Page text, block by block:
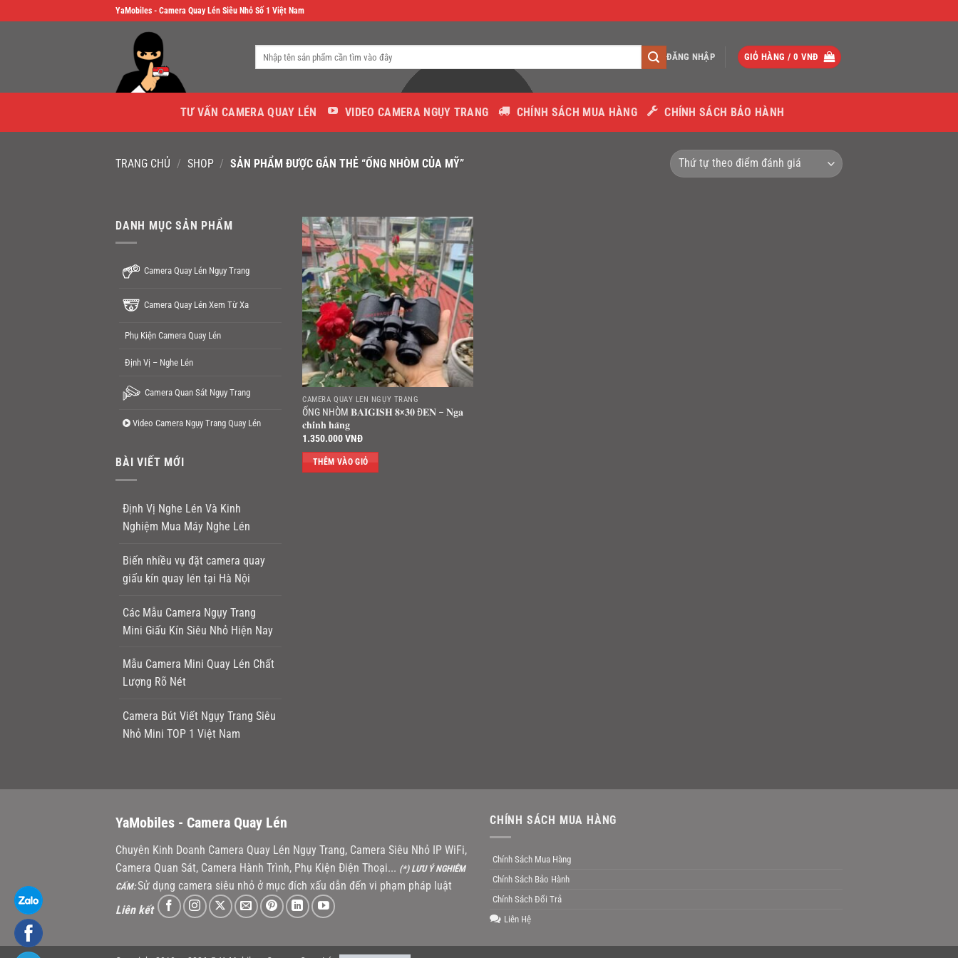
to
YaMobiles - Camera Quay Lén Siêu Nhỏ Số 1 Việt Nam
ĐĂNG NHẬP GIỎ HÀNG / 0 VNĐ
TƯ VẤN CAMERA QUAY LÉN VIDEO CAMERA NGỤY TRANG CHÍNH SÁCH MUA HÀNG CHÍNH SÁCH BẢO HÀNH
TRANG CHỦ / SHOP / SẢN PHẨM ĐƯỢC GẮN THẺ “ỐNG NHÒM CỦA MỸ”
DANH MỤC SẢN PHẨM
Camera Quay Lén Ngụy Trang
Camera Quay Lén Xem Từ Xa
Phụ Kiện Camera Quay Lén
Định Vị – Nghe Lén
Camera Quan Sát Ngụy Trang
Video Camera Ngụy Trang Quay Lén
BÀI VIẾT MỚI
Định Vị Nghe Lén Và Kinh
Nghiệm Mua Máy Nghe Lén
Biến nhiều vụ đặt camera quay
giấu kín quay lén tại Hà Nội
Các Mẫu Camera Ngụy Trang
Mini Giấu Kín Siêu Nhỏ Hiện Nay
Mẫu Camera Mini Quay Lén Chất
Lượng Rõ Nét
Camera Bút Viết Ngụy Trang Siêu
Nhỏ Mini TOP 1 Việt Nam
CAMERA QUAY LÉN NGỤY TRANG
ỐNG NHÒM 𝐁𝐀𝐈𝐆𝐈𝐒𝐇 𝟖×𝟑𝟎 Đ𝐄𝐍 – 𝐍𝐠𝐚
𝐜𝐡𝐢́𝐧𝐡 𝐡𝐚̃𝐧𝐠
1.350.000VNĐ
THÊM VÀO GIỎ
YaMobiles - Camera Quay Lén
Chuyên Kinh Doanh Camera Quay Lén Ngụy Trang, Camera Siêu Nhỏ IP WiFi,
Camera Quan Sát, Camera Hành Trình, Phụ Kiện Điện Thoại... (*) LƯU Ý NGHIÊM
CẤM:Sử dụng camera siêu nhỏ ở mục đích xấu dẫn đến vi phạm pháp luật
Liên kết
CHÍNH SÁCH MUA HÀNG
Chính Sách Mua Hàng
Chính Sách Bảo Hành
Chính Sách Đổi Trả
Liên Hệ